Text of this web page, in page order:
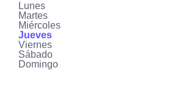
Lunes
Martes
Miércoles
Jueves
Viernes
Sábado
Domingo